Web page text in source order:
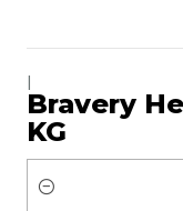
Bravery
KG
Quantity